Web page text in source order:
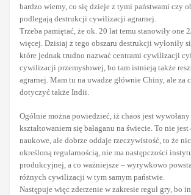
bardzo wiemy, co się dzieje z tymi państwami czy
podlegają destrukcji cywilizacji agrarnej.
Trzeba pamiętać, że ok. 20 lat temu stanowiły one
więcej. Dzisiaj z tego obszaru destrukcji wyłoniły
które jednak trudno nazwać centrami cywilizacji
cywilizacji przemysłowej, bo tam istnieją także
agrarnej. Mam tu na uwadze głównie Chiny, ale za
dotyczyć także Indii.
Ogólnie można powiedzieć, iż chaos jest
kształtowaniem się bałaganu na świecie. To nie
naukowe, ale dobrze oddaje rzeczywistość, to że
określoną regularnością, nie ma następczości
produkcyjnej, a co ważniejsze – wyrywkowo
różnych cywilizacji w tym samym państwie.
Następuje więc zderzenie w zakresie reguł gry, bo